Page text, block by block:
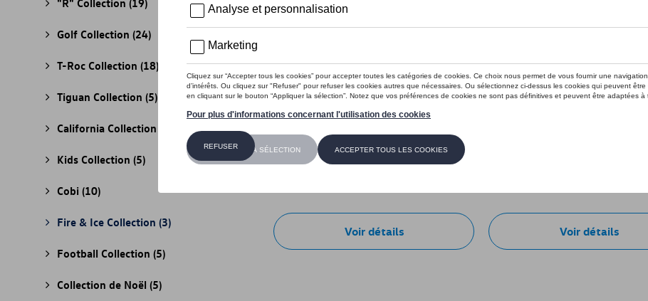
"R" Collection (19)
Golf Collection (24)
T-Roc Collection (18)
Tiguan Collection (5)
California Collection
Kids Collection (5)
Cobi (10)
Fire & Ice Collection (3)
Football Collection (5)
Collection de Noël (5)
Casquette VW Fire & Ice, noire
Référence: 10B084300
Voir détails Voir détails